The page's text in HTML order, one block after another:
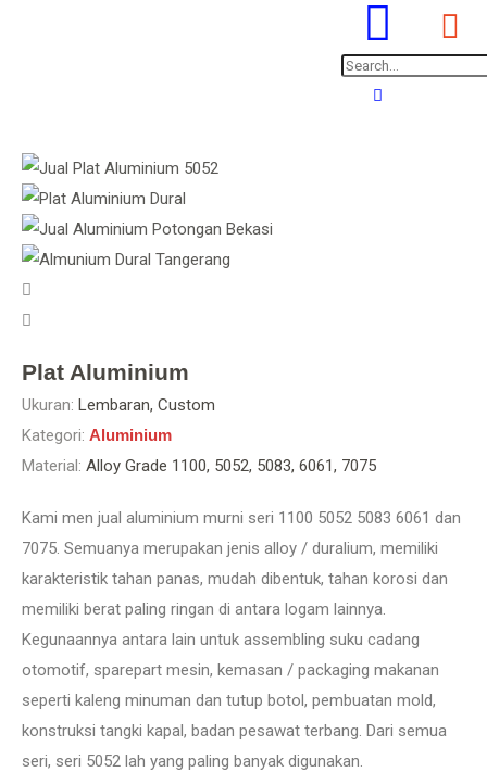
Plat Aluminium
Ukuran: Lembaran, Custom
Kategori: Aluminium
Material: Alloy Grade 1100, 5052, 5083, 6061, 7075
Kami men jual aluminium murni seri 1100 5052 5083 6061 dan
7075. Semuanya merupakan jenis alloy / duralium, memiliki
karakteristik tahan panas, mudah dibentuk, tahan korosi dan
memiliki berat paling ringan di antara logam lainnya.
Kegunaannya antara lain untuk assembling suku cadang
otomotif, sparepart mesin, kemasan / packaging makanan
seperti kaleng minuman dan tutup botol, pembuatan mold,
konstruksi tangki kapal, badan pesawat terbang. Dari semua
seri, seri 5052 lah yang paling banyak digunakan.